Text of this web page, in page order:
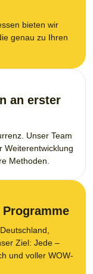
an erster
Unser Team
Weiterentwicklung
Methoden.
bieten wir
genau zu Ihren
Ziel: Jede –
und voller WOW-